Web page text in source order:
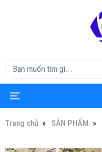
Trang chủ SẢN PHẨM